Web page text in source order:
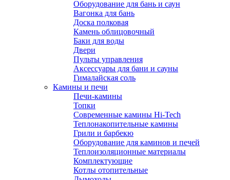
Оборудование для бань и саун
Вагонка для бань
Доска полковая
Камень облицовочный
Баки для воды
Двери
Пульты управления
Аксессуары для бани и сауны
Гималайская соль
Камины и печи
Печи-камины
Топки
Современные камины Hi-Tech
Теплонакопительные камины
Грили и барбекю
Оборудование для каминов и печей
Теплоизоляционные материалы
Комплектующие
Котлы отопительные